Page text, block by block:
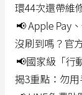
環44次還帶維
📢 Apple Pay
沒刷到嗎？官
📢國家級「行
揭3重點：勿